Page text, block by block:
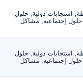
استجابات دولية, حلول
إجتماعيه, مشاكل
استجابات دولية, حلول
إجتماعيه, مشاكل